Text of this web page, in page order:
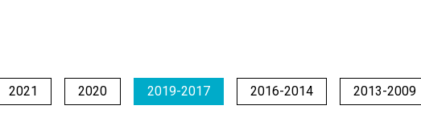
2021 2020 2019-2017 2016-2014 2013-2009